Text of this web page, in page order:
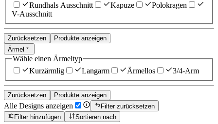
Rundhals Ausschnitt
Kapuze
Polokragen
V-Ausschnitt
Zurücksetzen
Produkte anzeigen
Ärmel
Wähle einen Ärmeltyp
Kurzärmlig
Langarm Ärmellos 3/4-Arm
Zurücksetzen Produkte anzeigen
Alle Designs anzeigen
Filter zurücksetzen
Filter hinzufügen
Sortieren nach